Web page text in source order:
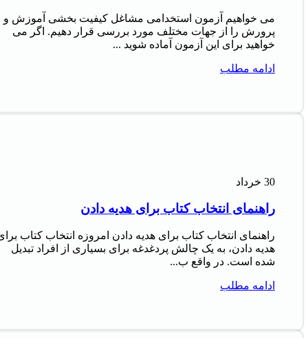
می خواهیم آزمون استخدامی مشاغل کیفیت بخشی آموزش و
پرورش را از جهات مختلف مورد بررسی قرار دهیم. اگر می
خواهید برای این آزمون آماده شوید ...
ادامه مطلب
30 خرداد
راهنمای انتخاب کتاب برای هدیه دادن
راهنمای انتخاب کتاب برای هدیه دادن امروزه انتخاب کتاب
هدیه دادن، به یک چالش پردغدغه برای بسیاری از افراد تبدیل
شده است. در واقع ب...
ادامه مطلب